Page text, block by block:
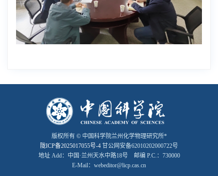
版权所有 © 中国科学院兰州化学物理研究所*
陇ICP备2025017055号-4 甘公网安备62010202000722号
地址 Add：中国·兰州天水中路18号 邮编 P.C.：730000
E-Mail：webeditor@licp.cas.cn